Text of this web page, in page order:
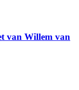
van Willem van